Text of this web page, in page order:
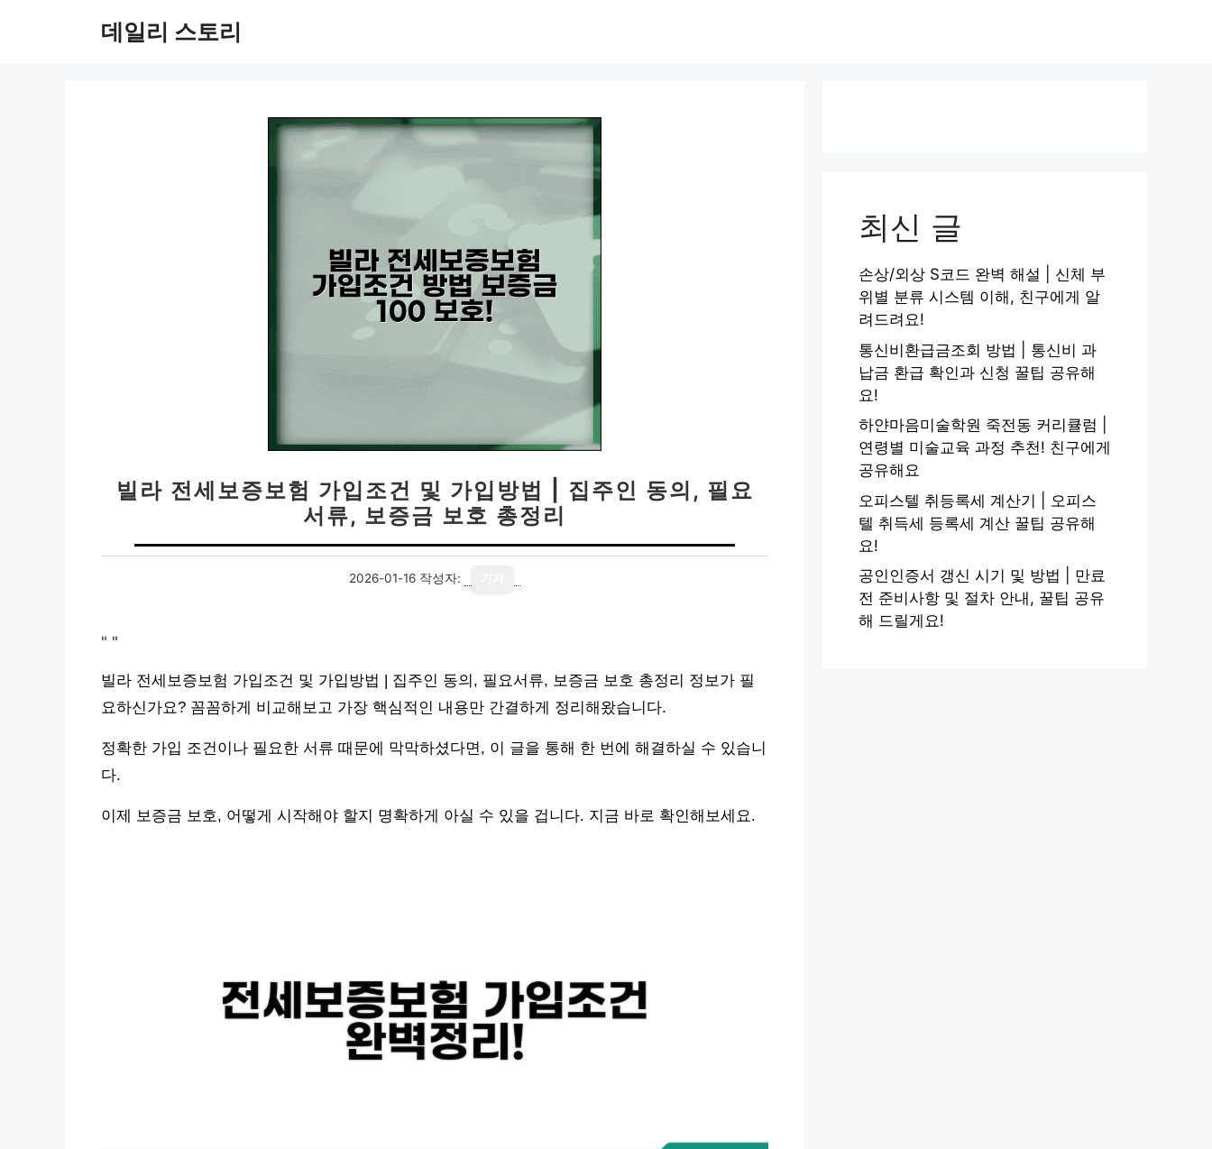
데일리 스토리
빌라 전세보증보험 가입조건 및 가입방법 | 집주인 동의, 필요
서류, 보증금 보호 총정리
2026-01-16 작성자:
" "
빌라 전세보증보험 가입조건 및 가입방법 | 집주인 동의, 필요서류, 보증금 보호 총정리 정보가 필
요하신가요? 꼼꼼하게 비교해보고 가장 핵심적인 내용만 간결하게 정리해왔습니다.
정확한 가입 조건이나 필요한 서류 때문에 막막하셨다면, 이 글을 통해 한 번에 해결하실 수 있습니
다.
이제 보증금 보호, 어떻게 시작해야 할지 명확하게 아실 수 있을 겁니다. 지금 바로 확인해보세요.
최신 글
손상/외상 S코드 완벽 해설 | 신체 부
위별 분류 시스템 이해, 친구에게 알
려드려요!
통신비환급금조회 방법 | 통신비 과
납금 환급 확인과 신청 꿀팁 공유해
요!
하얀마음미술학원 죽전동 커리큘럼 |
연령별 미술교육 과정 추천! 친구에게
공유해요
오피스텔 취등록세 계산기 | 오피스
텔 취득세 등록세 계산 꿀팁 공유해
요!
공인인증서 갱신 시기 및 방법 | 만료
전 준비사항 및 절차 안내, 꿀팁 공유
해 드릴게요!